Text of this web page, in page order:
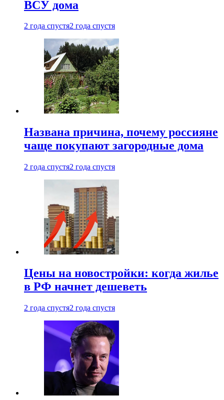
ВСУ дома
2 года спустя2 года спустя
Названа причина, почему россияне
чаще покупают загородные дома
2 года спустя2 года спустя
Цены на новостройки: когда жилье
в РФ начнет дешеветь
2 года спустя2 года спустя